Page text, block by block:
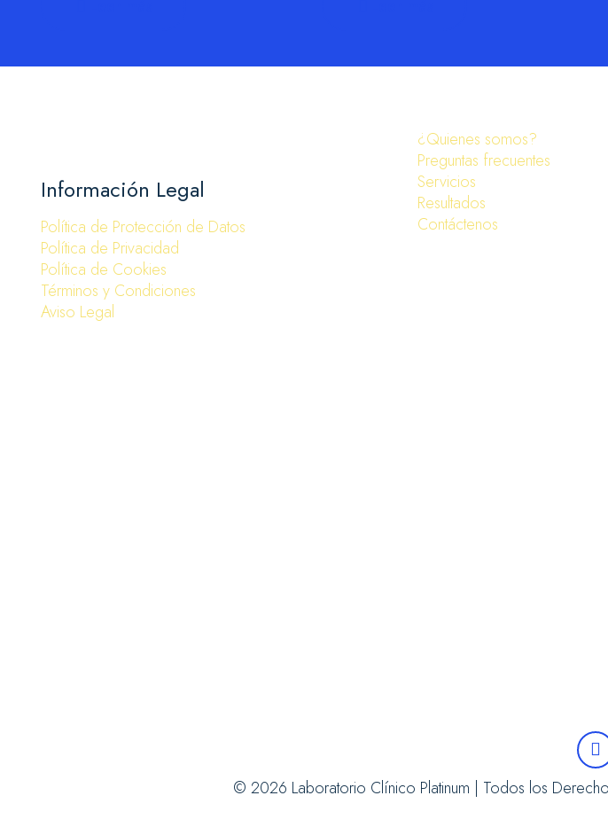
Información Legal
Política de Protección de Datos
Política de Privacidad
Política de Cookies
Términos y Condiciones
Aviso Legal
¿Quienes somos?
Preguntas frecuentes
Servicios
Resultados
Contáctenos
© 2026 Laboratorio Clínico Platinum | Todos los